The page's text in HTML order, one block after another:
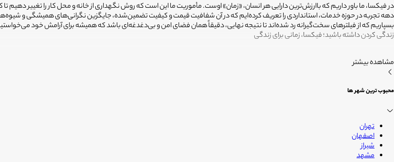
در فیکسا، ما باور داریم که باارزش‌ترین دارایی هر انسان، «زمان» اوست. مأموریت ما این است که روش نگهداری از خانه و محل کار را تغییر
دهه تجربه در حوزه خدمات، استانداردی را تعریف کرده‌ایم که در آن شفافیت قیمت و کیفیت تضمین‌شده، جایگزین نگرانی‌های همیشگی و
بسپاریم که از فیلترهای سخت‌گیرانه رد شده‌اند تا نتیجه نهایی، دقیقاً همان فضای امن و بی‌دغدغه‌ای باشد که همیشه برای آرامش خود
زندگی کردن داشته باشید؛ فیکسا، زمانی برای زندگی
مشاهده بیشتر
محبوب ترین شهر ها
تهران
اصفهان
شیراز
مشهد